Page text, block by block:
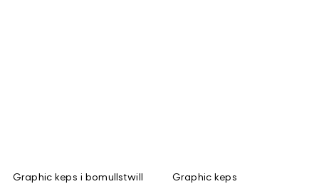
Graphic keps i bomullstwill Graphic keps